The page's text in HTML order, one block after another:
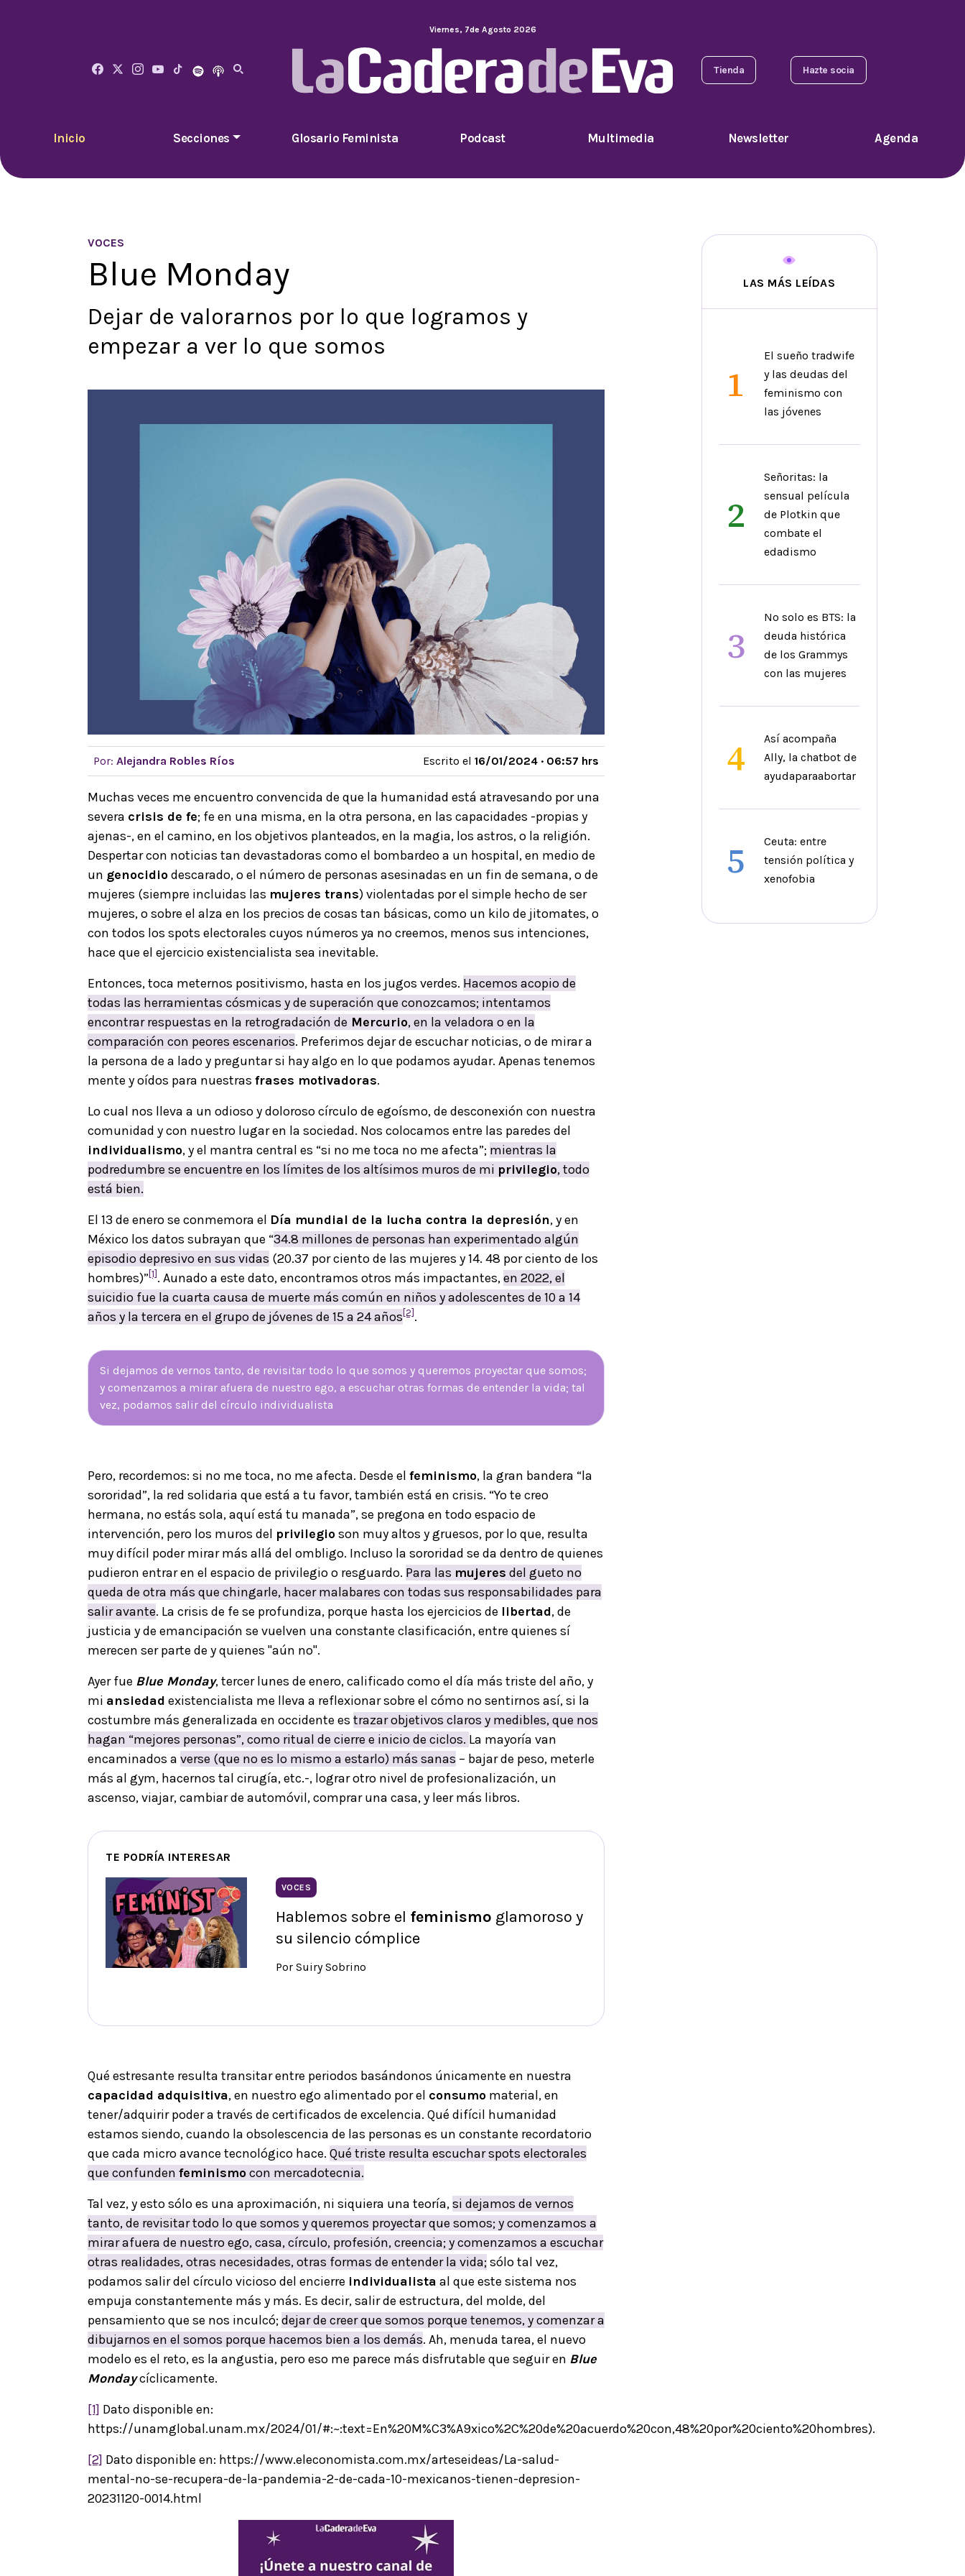
Viernes, 7de Agosto 2026
Tienda Hazte socia
Inicio Secciones Glosario Feminista Podcast Multimedia Newsletter Agenda
VOCES
Blue Monday
Dejar de valorarnos por lo que logramos y
empezar a ver lo que somos
Por: Alejandra Robles Ríos Escrito el 16/01/2024 · 06:57 hrs
Muchas veces me encuentro convencida de que la humanidad está atravesando por una
severa crisis de fe; fe en una misma, en la otra persona, en las capacidades -propias y
ajenas-, en el camino, en los objetivos planteados, en la magia, los astros, o la religión.
Despertar con noticias tan devastadoras como el bombardeo a un hospital, en medio de
un genocidiodescarado, o el número de personas asesinadas en un fin de semana, o de
mujeres (siempre incluidas las mujeres trans) violentadas por el simple hecho de ser
mujeres, o sobre el alza en los precios de cosas tan básicas, como un kilo de jitomates, o
con todos los spots electorales cuyos números ya no creemos, menos sus intenciones,
hace que el ejercicio existencialista sea inevitable.
Entonces, toca meternos positivismo, hasta en los jugos verdes. Hacemos acopio de
todas las herramientas cósmicas y de superación que conozcamos; intentamos
encontrar respuestas en la retrogradación de Mercurio, en la veladora o en la
comparación con peores escenarios. Preferimos dejar de escuchar noticias, o de mirar a
la persona de a lado y preguntar si hay algo en lo que podamos ayudar. Apenas tenemos
mente y oídos para nuestras frases motivadoras.
Lo cual nos lleva a un odioso y doloroso círculo de egoísmo, de desconexión con nuestra
comunidad y con nuestro lugar en la sociedad. Nos colocamos entre las paredes del
individualismo, y el mantra central es “si no me toca no me afecta”; mientras la
podredumbre se encuentre en los límites de los altísimos muros de mi privilegio, todo
está bien.
El 13 de enero se conmemora el Día mundial de la lucha contra la depresión, y en
México los datos subrayan que “34.8 millones de personas han experimentado algún
episodio depresivo en sus vidas (20.37 por ciento de las mujeres y 14. 48 por ciento de los
hombres)” [1] . Aunado a este dato, encontramos otros más impactantes,en 2022, el
suicidio fue la cuarta causa de muerte más común en niños y adolescentes de 10 a 14
años y la tercera en el grupo de jóvenes de 15 a 24 años [2] .
Si dejamos de vernos tanto, de revisitar todo lo que somos y queremos proyectar que somos;
y comenzamos a mirar afuera de nuestro ego, a escuchar otras formas de entender la vida; tal
vez, podamos salir del círculo individualista
Pero, recordemos: si no me toca, no me afecta. Desde el feminismo, la gran bandera “la
sororidad”, la red solidaria que está a tu favor, también está en crisis. “Yo te creo
hermana, no estás sola, aquí está tu manada”, se pregona en todo espacio de
intervención, pero los muros del privilegioson muy altos y gruesos, por lo que, resulta
muy difícil poder mirar más allá del ombligo. Incluso la sororidad se da dentro de quienes
pudieron entrar en el espacio de privilegio o resguardo. Para las mujeres del gueto no
queda de otra más que chingarle, hacer malabares con todas sus responsabilidades para
salir avante. La crisis de fe se profundiza, porque hasta los ejercicios de libertad, de
justicia y de emancipación se vuelven una constante clasificación, entre quienes sí
merecen ser parte de y quienes "aún no".
Ayer fue Blue Monday, tercer lunes de enero, calificado como el día más triste del año, y
mi ansiedad existencialista me lleva a reflexionar sobre el cómo no sentirnos así, si la
costumbre más generalizada en occidente es trazar objetivos claros y medibles, que nos
hagan “mejores personas”, como ritual de cierre e inicio de ciclos. La mayoría van
encaminados a verse (que no es lo mismo a estarlo) más sanas – bajar de peso, meterle
más al gym, hacernos tal cirugía, etc.-, lograr otro nivel de profesionalización, un
ascenso, viajar, cambiar de automóvil, comprar una casa, y leer más libros.
TE PODRÍA INTERESAR
VOCES
Hablemos sobre el feminismo glamoroso y
su silencio cómplice
Por Suiry Sobrino
Qué estresante resulta transitar entre periodos basándonos únicamente en nuestra
capacidad adquisitiva, en nuestro ego alimentado por el consumo material, en
tener/adquirir poder a través de certificados de excelencia. Qué difícil humanidad
estamos siendo, cuando la obsolescencia de las personas es un constante recordatorio
que cada micro avance tecnológico hace. Qué triste resulta escuchar spots electorales
que confunden feminismocon mercadotecnia.
Tal vez, y esto sólo es una aproximación, ni siquiera una teoría,si dejamos de vernos
tanto, de revisitar todo lo que somos y queremos proyectar que somos; y comenzamos a
mirar afuera de nuestro ego, casa, círculo, profesión, creencia; y comenzamos a escuchar
otras realidades, otras necesidades, otras formas de entender la vida; sólo tal vez,
podamos salir del círculo vicioso del encierre individualista al que este sistema nos
empuja constantemente más y más. Es decir, salir de estructura, del molde, del
pensamiento que se nos inculcó; dejar de creer que somos porque tenemos, y comenzar a
dibujarnos en el somos porque hacemos bien a los demás. Ah, menuda tarea, el nuevo
modelo es el reto, es la angustia, pero eso me parece más disfrutable que seguir en Blue
Mondaycíclicamente.
[1] Dato disponible en:
https://unamglobal.unam.mx/2024/01/#:~:text=En%20M%C3%A9xico%2C%20de%20acuerdo%20con,48%20por%20ciento%20hombres).
[2] Dato disponible en: https://www.eleconomista.com.mx/arteseideas/La-salud-
mental-no-se-recupera-de-la-pandemia-2-de-cada-10-mexicanos-tienen-depresion-
20231120-0014.html
LAS MÁS LEÍDAS
1
El sueño tradwife
y las deudas del
feminismo con
las jóvenes
2
Señoritas: la
sensual película
de Plotkin que
combate el
edadismo
3
No solo es BTS: la
deuda histórica
de los Grammys
con las mujeres
4
Así acompaña
Ally, la chatbot de
ayudaparaabortar
5
Ceuta: entre
tensión política y
xenofobia